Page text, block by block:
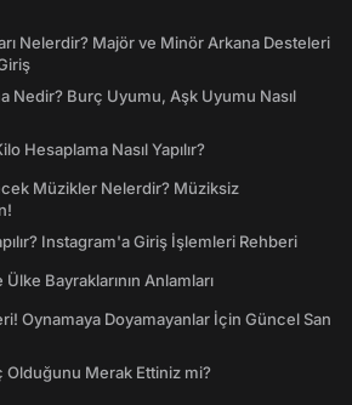
Nelerdir? Majör ve Minör Arkana Desteleri
Nedir? Burç Uyumu, Aşk Uyumu Nasıl
Hesaplama Nasıl Yapılır?
Müzikler Nelerdir? Müziksiz
Instagram'a Giriş İşlemleri Rehberi
Bayraklarının Anlamları
Oynamaya Doyamayanlar İçin Güncel San
Olduğunu Merak Ettiniz mi?